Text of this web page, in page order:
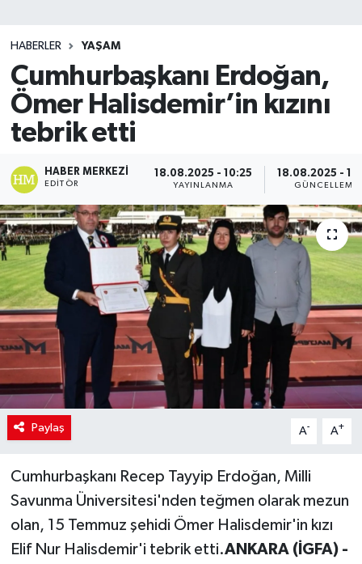
HABERLER YAŞAM
Cumhurbaşkanı Erdoğan,
Ömer Halisdemir’in kızını
tebrik etti
HABER MERKEZI
EDITÖR
18.08.2025 - 10:25
YAYINLANMA
18.08.2025 -
GÜNCELLEME
Paylaş A- A+
Cumhurbaşkanı Recep Tayyip Erdoğan, Milli
Savunma Üniversitesi'nden teğmen olarak mezun
olan, 15 Temmuz şehidi Ömer Halisdemir'in kızı
Elif Nur Halisdemir'i tebrik etti.ANKARA (İGFA) -
Teknoloji
TRABZON